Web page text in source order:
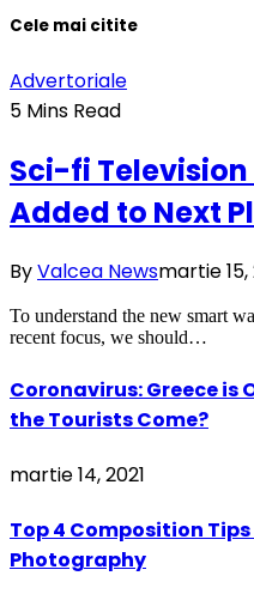
Cele mai citite
Advertoriale
5 Mins Read
Sci-fi
Added to Next
ByValcea Newsmartie 15,
To understand the new smart
recent focus, we should…
Coronavirus: Greece is
the Tourists Come?
martie 14, 2021
Top 4 Composition
Photography